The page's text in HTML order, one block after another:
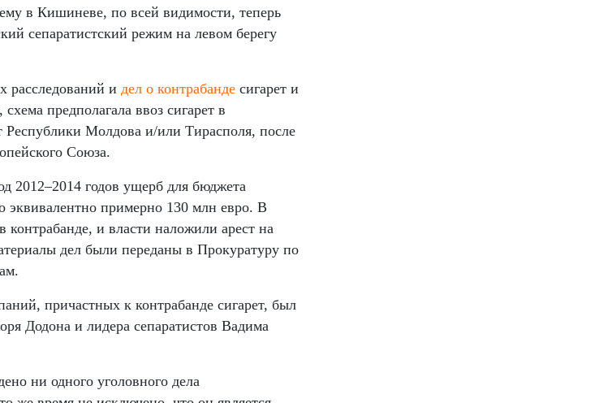
в Кишиневе, по всей видимости, теперь
сепаратистский режим на левом берегу
расследований и дел о контрабанде сигарет и
предполагала ввоз сигарет в
Республики Молдова и/или Тирасполя, после
Союза.
2012–2014 годов ущерб для бюджета
эквивалентно примерно 130 млн евро. В
и власти наложили арест на
дел были переданы в Прокуратуру по
причастных к контрабанде сигарет, был
Додона и лидера сепаратистов Вадима
ни одного уголовного дела